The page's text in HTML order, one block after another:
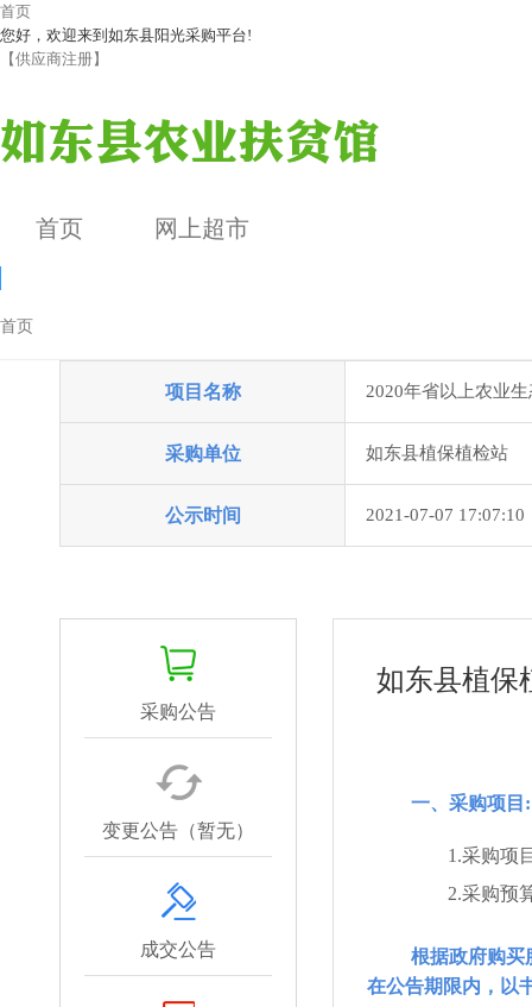
首页
您好，欢迎来到如东县阳光采购平台!
【供应商注册】
首页 网上超市
首页
公告详情
项目名称 2020年省以上农业
采购单位 如东县植保植检站
公示时间 2021-07-07 17:07:10
采购公告
变更公告（暂无）
成交公告
如东县植保
一、采购项目:
1.采购项
2.采购预
根据政府购买
在公告期限内，以